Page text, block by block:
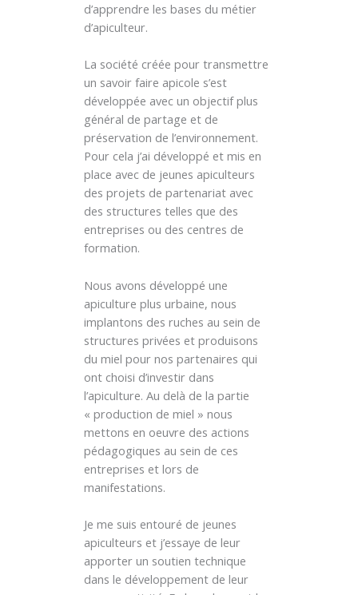
d’apprendre les bases du métier
d’apiculteur.
La société créée pour transmettre
un savoir faire apicole s’est
développée avec un objectif plus
général de partage et de
préservation de l’environnement.
Pour cela j’ai développé et mis en
place avec de jeunes apiculteurs
des projets de partenariat avec
des structures telles que des
entreprises ou des centres de
formation.
Nous avons développé une
apiculture plus urbaine, nous
implantons des ruches au sein de
structures privées et produisons
du miel pour nos partenaires qui
ont choisi d’investir dans
l’apiculture. Au delà de la partie
« production de miel » nous
mettons en oeuvre des actions
pédagogiques au sein de ces
entreprises et lors de
manifestations.
Je me suis entouré de jeunes
apiculteurs et j’essaye de leur
apporter un soutien technique
dans le développement de leur